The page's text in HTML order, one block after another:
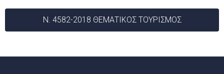
Ν. 4582-2018 ΘΕΜΑΤΙΚΟΣ ΤΟΥΡΙΣΜΟΣ